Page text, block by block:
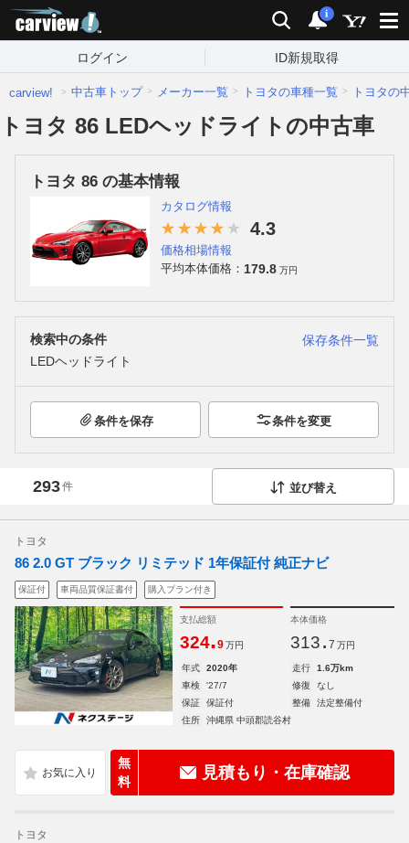
検索 通知
i
ログイン ID新規取得
carview! 中古車トップ メーカー一覧 トヨタの車種一覧 トヨタの
トヨタ 86 LEDヘッドライトの中古車
トヨタ 86 の基本情報
カタログ情報
4.3
価格相場情報
平均本体価格： 179.8 万円
検索中の条件
保存条件一覧
LEDヘッドライト
条件を保存 条件を変更
293件 並び替え
トヨタ
86 2.0 GT ブラック リミテッド 1年保証付 純正ナビ
保証付 車両品質保証書付 購入プラン付き
支払総額
324.9 万円
本体価格
313. 7 万円
年式 2020年 走行
1.6万km
車検
'27/7 修復
なし
保証
保証付 整備
法定整備付
住所
沖縄県 中頭郡読谷村
無
料
見積もり・在庫確認
トヨタ